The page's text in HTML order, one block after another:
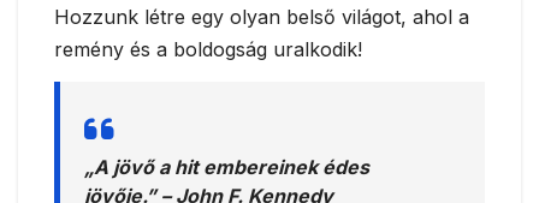
Hozzunk létre egy olyan belső világot, ahol a
remény és a boldogság uralkodik!
„A jövő a hit embereinek édes
jövője.” – John F. Kennedy